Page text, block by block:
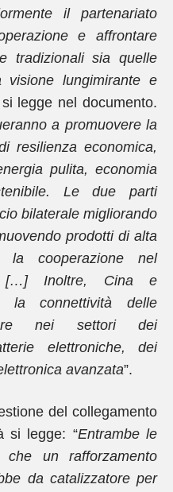
il partenariato
e affrontare
tradizionali sia quelle
visione lungimirante e
si legge nel documento.
a promuovere la
resilienza economica,
pulita, economia
Le due parti
bilaterale migliorando
prodotti di alta
la cooperazione nel
[…] Inoltre, Cina e
la connettività delle
nei settori dei
elettroniche, dei
avanzata”.
del collegamento
si legge: “Entrambe le
che un rafforzamento
da catalizzatore per